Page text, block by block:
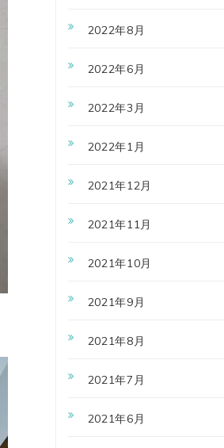
2022年8月
2022年6月
2022年3月
2022年1月
2021年12月
2021年11月
2021年10月
2021年9月
2021年8月
2021年7月
2021年6月